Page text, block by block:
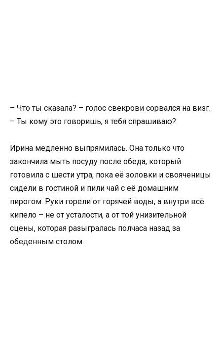
– Что ты сказала? – голос свекрови сорвался на визг.
– Ты кому это говоришь, я тебя спрашиваю?
Ирина медленно выпрямилась. Она только что
закончила мыть посуду после обеда, который
готовила с шести утра, пока её золовки и свояченицы
сидели в гостиной и пили чай с её домашним
пирогом. Руки горели от горячей воды, а внутри всё
кипело – не от усталости, а от той унизительной
сцены, которая разыгралась полчаса назад за
обеденным столом.